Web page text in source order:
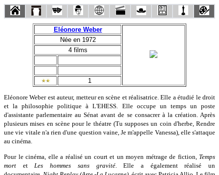
Eléonore Weber
Née en 1972
4 films
1
Eléonore Weber est auteur, metteur en scène et réalisatrice. Elle a étudié le droit
et la philosophie politique à L'EHESS. Elle occupe un temps un poste
d'assistante parlementaire au Sénat avant de se consacrer à la création. Après
plusieurs mises en scène pour le théatre (Tu supposes un coin d'herbe, Rendre
une vie vitale n'a rien d'une question vaine, Je m'appelle Vanessa), elle s'attaque
au cinéma.
Pour le cinéma, elle a réalisé un court et un moyen métrage de fiction, Temps
mort et Les hommes sans gravité. Elle a également réalisé un